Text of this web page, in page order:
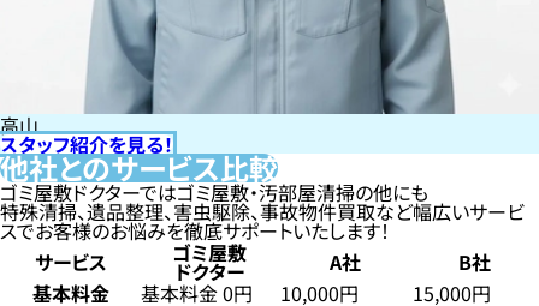
高山
スタッフ紹介を見る！
他社とのサービス比較
ゴミ屋敷ドクターではゴミ屋敷・汚部屋清掃の他にも
特殊清掃、遺品整理、害虫駆除、事故物件買取など幅広いサービ
スでお客様のお悩みを徹底サポートいたします！
サービス
ゴミ屋敷
ドクター A社
B社
基本料金
基本料金 0円 10,000円
15,000円